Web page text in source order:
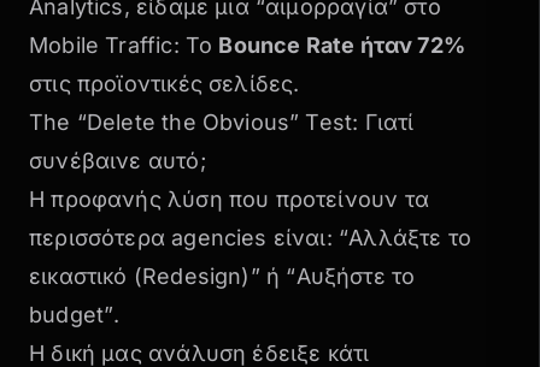
Analytics, είδαμε μια “αιμορραγία” στο
Mobile Traffic: Το Bounce Rate ήταν 72%
στις προϊοντικές σελίδες.
The “Delete the Obvious” Test: Γιατί
συνέβαινε αυτό;
Η προφανής λύση που προτείνουν τα
περισσότερα agencies είναι: “Αλλάξτε το
εικαστικό (Redesign)” ή “Αυξήστε το
budget”.
Η δική μας ανάλυση έδειξε κάτι